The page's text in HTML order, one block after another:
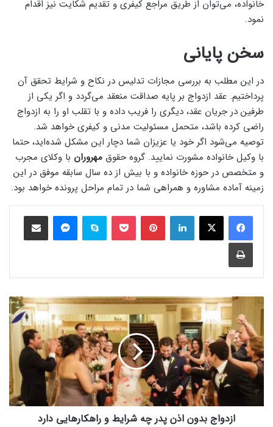
خانواده، می‌توان از طریق مراجع کیفری و تقدیم شکایت نیز اقدام
نمود.
سخن پایانی
در این مطلب به بررسی مجازات تدلیس در نکاح و شرایط تحقق آن
پرداختیم. عقد ازدواج بر پایه صداقت منعقد می‌گردد و اگر یکی از
طرفین در جریان عقد، دیگری را فریب داده و با تقلب او را به ازدواج
راضی کرده باشد، متحمل مسئولیت مدنی و کیفری خواهد شد.
توصیه می‌شود اگر خود یا عزیزان شما دچار این مشکل شده‌اید، حتما
با وکیل خانواده مشورت نمایید. گروه حقوق مهروران با وکلای مجرب
و متخصص در حوزه خانواده و با بیش از ده سال سابقه موفق در این
زمینه آماده مشاوره و همراهی شما در تمام مراحل پرونده خواهد بود.
فیس بوک X لینکدین ‫پین‌ترستپاکت Skype
Messengerاشتراک گذاری از طریق ایمیل
چاپ
ازدواج
اذن
پدر
چه
شرایط
و
راهکارهایی
دارد
ازدواج بدون اذن پدر چه شرایط و راهکارهایی دارد